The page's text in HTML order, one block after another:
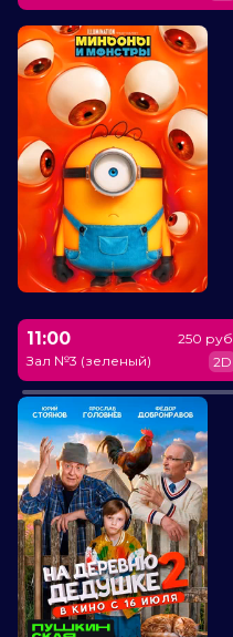
11:00
Зал №3 (зеленый)
250 руб.
2D